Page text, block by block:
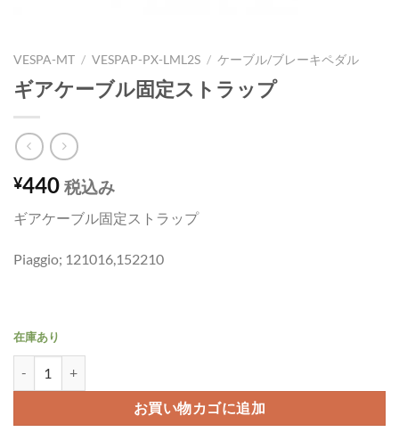
VESPA-MT / VESPAP-PX-LML2S / ケーブル/ブレーキペダル
ギアケーブル固定ストラップ
¥440 税込み
ギアケーブル固定ストラップ
Piaggio; 121016,152210
在庫あり
お買い物カゴに追加